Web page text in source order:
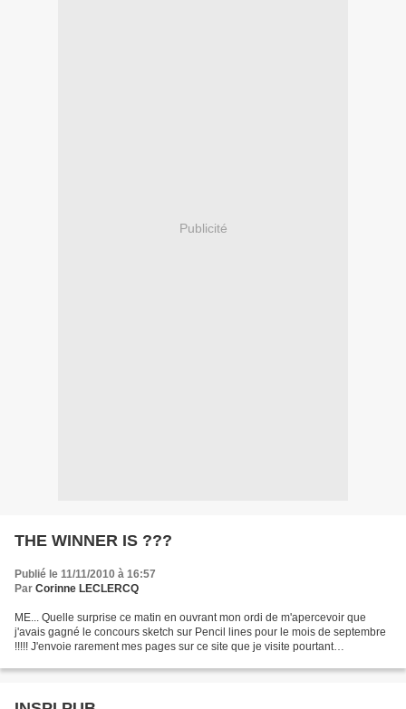
Publicité
THE WINNER IS ???
Publié le 11/11/2010 à 16:57
Par Corinne LECLERCQ
ME... Quelle surprise ce matin en ouvrant mon ordi de m'apercevoir que
j'avais gagné le concours sketch sur Pencil lines pour le mois de septembre
!!!!! J'envoie rarement mes pages sur ce site que je visite pourtant